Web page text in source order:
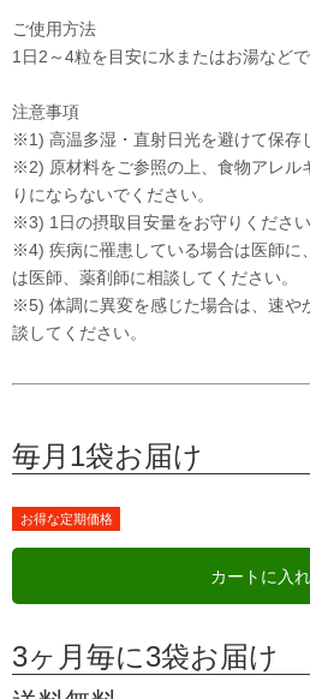
ご使用方法
1日2～4粒を目安に水またはお湯など
注意事項
※1) 高温多湿・直射日光を避けて保存
※2) 原材料をご参照の上、食物アレル
りにならないでください。
※3) 1日の摂取目安量をお守りください
※4) 疾病に罹患している場合は医師に
は医師、薬剤師に相談してください。
※5) 体調に異変を感じた場合は、速や
談してください。
毎月1袋お届け
お得な定期価格
カートに入
3ヶ月毎に3袋お届け